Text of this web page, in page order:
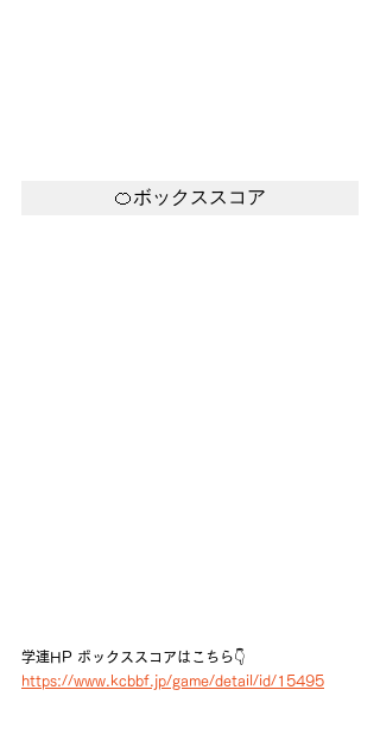
🍊ボックススコア
学連HP ボックススコアはこちら👇
https://www.kcbbf.jp/game/detail/id/15495